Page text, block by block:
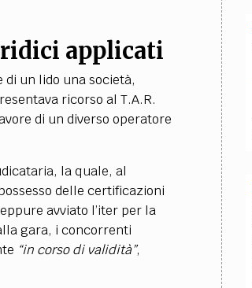
applicati
di un lido una società,
ricorso al T.A.R.
di un diverso operatore
la quale, al
delle certificazioni
avviato l’iter per la
gara, i concorrenti
“in corso di validità”,